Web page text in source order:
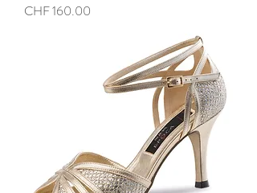
Preis
CHF 160.00